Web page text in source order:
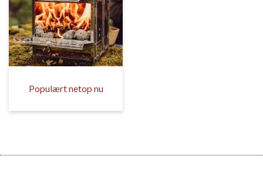
Populært netop nu